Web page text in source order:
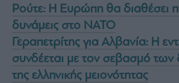
Ρούτε: Η Ευρώπη θα διαθέσει
δυνάμεις στο ΝΑΤΟ
Γεραπετρίτης για Αλβανία: Η
συνδέεται με τον σεβασμό των
της ελληνικής μειονότητας